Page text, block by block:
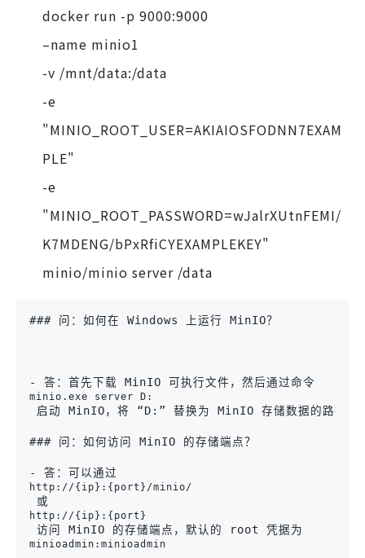
docker run -p 9000:9000
–name minio1
-v /mnt/data:/data
-e
"MINIO_ROOT_USER=AKIAIOSFODNN7EXAM
PLE"
-e
"MINIO_ROOT_PASSWORD=wJalrXUtnFEMI/
K7MDENG/bPxRfiCYEXAMPLEKEY"
minio/minio server /data
### 问：如何在 Windows 上运行 MinIO？
- 答：首先下载 MinIO 可执行文件，然后通过命令
minio.exe server D:
启动 MinIO，将 “D:” 替换为 MinIO 存储数据的路径。
### 问：如何访问 MinIO 的存储端点？
- 答：可以通过
http://{ip}:{port}/minio/
或
http://{ip}:{port}
访问 MinIO 的存储端点，默认的 root 凭据为
minioadmin:minioadmin